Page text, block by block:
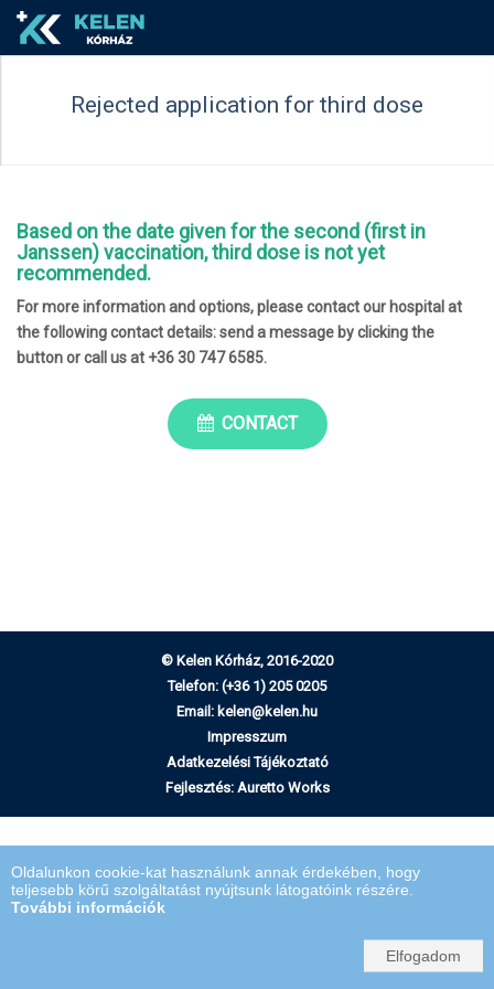
Rejected application for third dose
Based on the date given for the second (first in
Janssen) vaccination, third dose is not yet
recommended.
For more information and options, please contact our hospital at
the following contact details: send a message by clicking the
button or call us at +36 30 747 6585.
CONTACT
© Kelen Kórház, 2016-2020
Telefon: (+36 1) 205 0205
Email: kelen@kelen.hu
Impresszum
Adatkezelési Tájékoztató
Fejlesztés: Auretto Works
Oldalunkon cookie-kat használunk annak érdekében, hogy
teljesebb körű szolgáltatást nyújtsunk látogatóink részére.
További információk
Elfogadom